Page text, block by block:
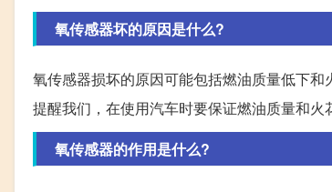
氧传感器坏的原因是什么?
氧传感器损坏的原因可能包括燃油质量低下
提醒我们，在使用汽车时要保证燃油质量和火
氧传感器的作用是什么?